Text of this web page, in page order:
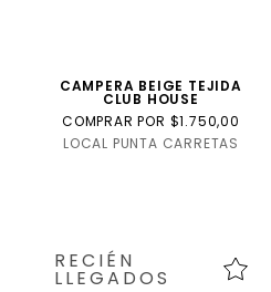
CAMPERA BEIGE TEJIDA
CLUB HOUSE
COMPRAR POR $1.750,00
LOCAL PUNTA CARRETAS
RECIÉN
LLEGADOS